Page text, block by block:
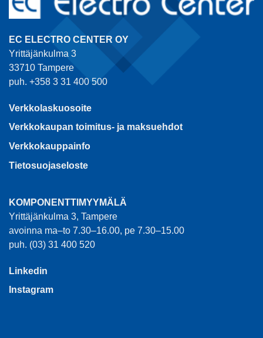
EC ELECTRO CENTER OY
Yrittäjänkulma 3
33710 Tampere
puh. +358 3 31 400 500
Verkkolaskuosoite
Verkkokaupan toimitus- ja maksuehdot
Verkkokauppainfo
Tietosuojaseloste
KOMPONENTTIMYYMÄLÄ
Yrittäjänkulma 3, Tampere
avoinna ma–to 7.30–16.00, pe 7.30–15.00
puh. (03) 31 400 520
Linkedin
Instagram